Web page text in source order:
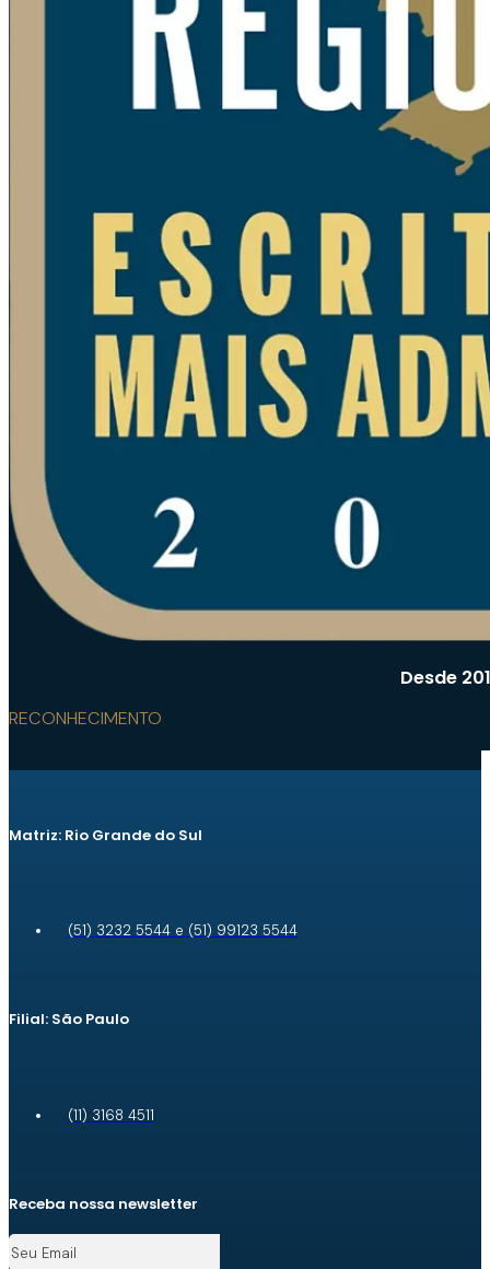
Desde
RECONHECIMENTO
Matriz: Rio Grande do Sul
(51) 3232 5544 e (51) 99123 5544
Filial: São Paulo
(11) 3168 4511
Receba nossa newsletter